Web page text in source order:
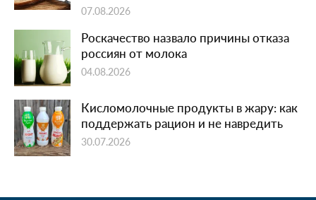
07.08.2026
Роскачество назвало причины отказа
россиян от молока
04.08.2026
Кисломолочные продукты в жару: как
поддержать рацион и не навредить
30.07.2026